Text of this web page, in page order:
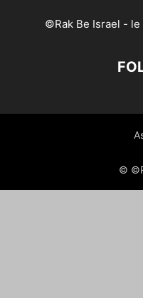
©Rak Be Israel -
©